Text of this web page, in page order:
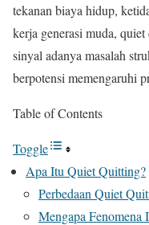
tekanan biaya hidup,
kerja generasi muda,
sinyal adanya masalah
berpotensi memengaruhi
Table of Contents
Toggle
Apa Itu Quiet Quitting?
Perbedaan Quiet
Mengapa Fenomena